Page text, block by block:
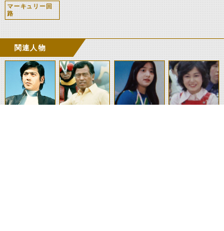
マーキュリー回
路
関連人物